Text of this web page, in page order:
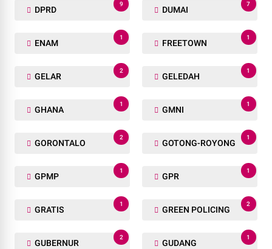
DPRD
9
DUMAI
7
ENAM
1
FREETOWN
1
GELAR
2
GELEDAH
1
GHANA
1
GMNI
1
GORONTALO
2
GOTONG-ROYONG
1
GPMP
1
GPR
1
GRATIS
1
GREEN POLICING
2
GUBERNUR
2
GUDANG
1